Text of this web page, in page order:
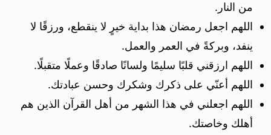
من النار.
اللهم اجعل رمضان هذا بداية خيرٍ لا ينقطع، ورزقًا لا
ينفد، وبركةً في العمر والعمل.
اللهم ارزقني قلبًا سليمًا ولسانًا صادقًا وعملًا متقبلًا.
اللهم أعنّي على ذكرك وشكرك وحسن عبادتك.
اللهم اجعلني في هذا الشهر من أهل القرآن الذين هم
أهلك وخاصتك.